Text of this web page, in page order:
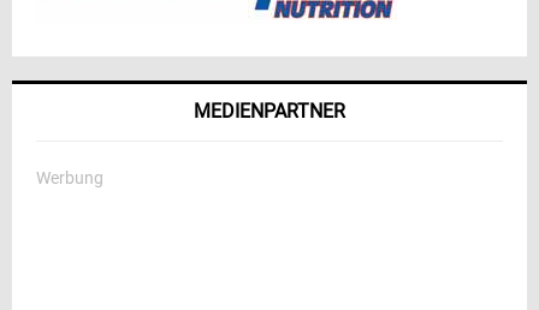
MEDIENPARTNER
Werbung